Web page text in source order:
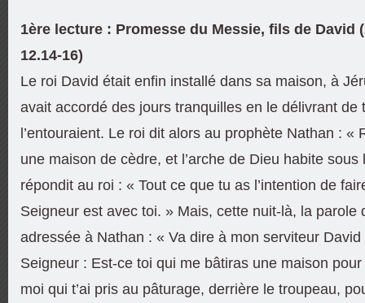
1ère lecture : Promesse du Messie, fils de David
12.14-16)
Le roi David était enfin installé dans sa maison, à
avait accordé des jours tranquilles en le délivrant de
l’entouraient. Le roi dit alors au prophète Nathan : «
une maison de cèdre, et l’arche de Dieu habite
répondit au roi : « Tout ce que tu as l’intention de
Seigneur est avec toi. » Mais, cette nuit-là, la parole
adressée à Nathan : « Va dire à mon serviteur
Seigneur : Est-ce toi qui me bâtiras une maison pour
moi qui t’ai pris au pâturage, derrière le troupeau,